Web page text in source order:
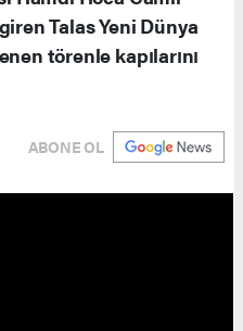
Talas Yeni Dünya
törenle kapılarını
ABONE OL